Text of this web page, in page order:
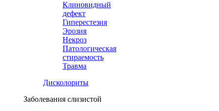
Клиновидный
дефект
Гиперестезия
Эрозия
Некроз
Патологическая
стираемость
Травма
Дисколориты
Заболевания слизистой